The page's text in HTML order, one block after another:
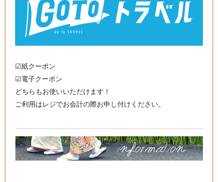
☑︎紙クーポン
☑︎電子クーポン
どちらもお使いいただけます！
ご利用はレジでお会計の際お申し付けください。